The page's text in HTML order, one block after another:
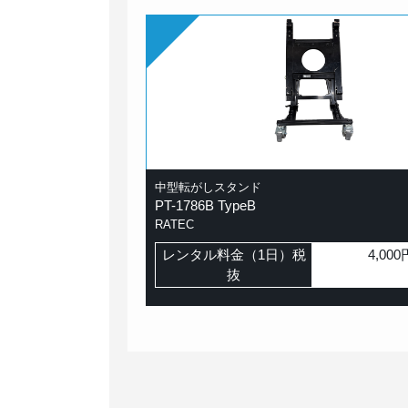
中型転がしスタンド
PT-1786B TypeB
RATEC
レンタル料金（1日）税
抜
4,000